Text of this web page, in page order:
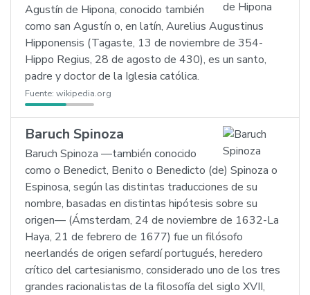
Agustín de Hipona, conocido también
como san Agustín o, en latín, Aurelius Augustinus
Hipponensis (Tagaste, 13 de noviembre de 354-
Hippo Regius, 28 de agosto de 430), es un santo,
padre y doctor de la Iglesia católica.
Fuente: wikipedia.org
Baruch Spinoza
Baruch Spinoza —también conocido
como o Benedict, Benito o Benedicto (de) Spinoza o
Espinosa, según las distintas traducciones de su
nombre, basadas en distintas hipótesis sobre su
origen— (Ámsterdam, 24 de noviembre de 1632-La
Haya, 21 de febrero de 1677) fue un filósofo
neerlandés de origen sefardí portugués, heredero
crítico del cartesianismo, considerado uno de los tres
grandes racionalistas de la filosofía del siglo XVII,